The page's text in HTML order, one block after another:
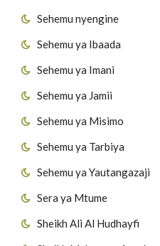
Sehemu nyengine
Sehemu ya Ibaada
Sehemu ya Imani
Sehemu ya Jamii
Sehemu ya Misimo
Sehemu ya Tarbiya
Sehemu ya Yautangazaji
Sera ya Mtume
Sheikh Ali Al Hudhayfi